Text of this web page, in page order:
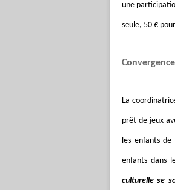
une
seule, 50 €
La
prêt de jeux
les enfants de
enfants dans
culturelle se